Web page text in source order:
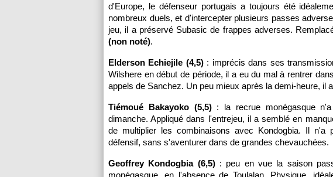
d'Europe, le défenseur portugais a toujours été
nombreux duels, et d'intercepter plusieurs passes
jeu, il a préservé Subasic de frappes adverses.
(non noté).
Elderson Echiejile (4,5): imprécis dans ses
Wilshere en début de période, il a eu du mal à rentrer
appels de Sanchez. Un peu mieux après la demi-heure, il
Tiémoué Bakayoko (5,5): la recrue monégasque
dimanche. Appliqué dans l'entrejeu, il a semblé en
de multiplier les combinaisons avec Kondogbia. Il
défensif, sans s'aventurer dans de grandes chevauchées.
Geoffrey Kondogbia (6,5): peu en vue la saison
monégasque, en l'absence de Toulalan. Physique,